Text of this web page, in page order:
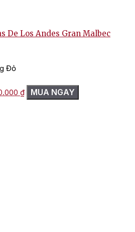
De Los Andes Gran Malbec
Đỏ
₫Giá
hiện
MUA NGAY